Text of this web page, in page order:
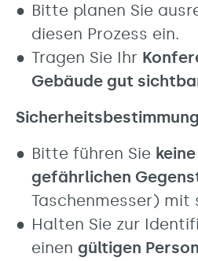
Bitte planen Sie
diesen Prozess ein.
Tragen Sie Ihr
Gebäude gut
Bitte führen Sie
gefährlichen
Taschenmesser) mit
Halten Sie zur
einen gültigen